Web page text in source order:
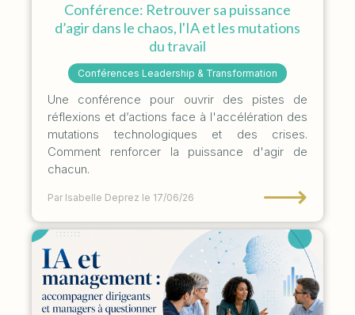
Conférence: Retrouver sa puissance
d’agir dans le chaos, l'IA et les mutations
du travail
Conférences Leadership & Transformation
Une conférence pour ouvrir des pistes de
réflexions et d’actions face à l'accélération des
mutations technologiques et des crises.
Comment renforcer la puissance d'agir de
chacun.
Par Isabelle Deprez le 17/06/26 ⟶